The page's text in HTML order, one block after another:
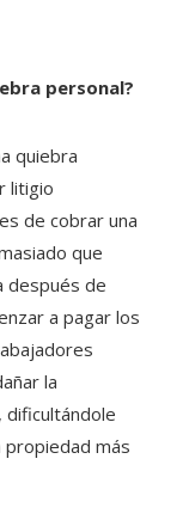
personal?
quiebra
litigio
de cobrar una
que
después de
a pagar los
la
dificultándole
más